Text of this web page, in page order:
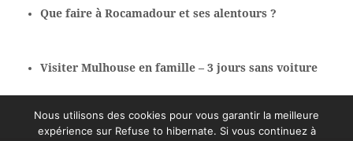
Que faire à Rocamadour et ses alentours ?
Visiter Mulhouse en famille – 3 jours sans voiture
Nous utilisons des cookies pour vous garantir la meilleure
expérience sur Refuse to hibernate. Si vous continuez à